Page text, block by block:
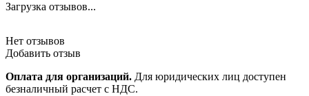
Загрузка отзывов...
Нет отзывов
Добавить отзыв
Оплата для организаций. Для юридических лиц доступен
безналичный расчет с НДС.